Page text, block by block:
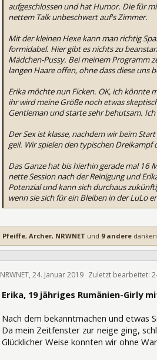
aufgeschlossen und hat Humor. Die für
nettem Talk unbeschwert auf's Zimmer.
Mit der kleinen Hexe kann man richtig
formidabel. Hier gibt es nichts zu
Mädchen-Pussy. Bei meinem Programm
langen Haare offen, ohne dass diese uns
Erika möchte nun Ficken. OK, ich könnte
ihr wird meine Größe noch etwas
Gentleman und starte sehr behutsam.
Der Sex ist klasse, nachdem wir beim
geil. Wir spielen den typischen Dreikampf
Das Ganze hat bis hierhin gerade mal 16
nette Session nach der Reinigung und
Potenzial und kann sich durchaus
wenn sie sich für ein Bleiben in der LuLo
Pfeiffe, Archer, NRWNET und 9 andere
NRWNET, 24. Januar 2019 Zuletzt bearbeitet:
Erika, 19 jähriges Rumänien-Girly
Nach dem bekanntmachen und etwas
Da mein Zeitfenster zur neige ging,
Glücklicher Weise konnten wir ohne